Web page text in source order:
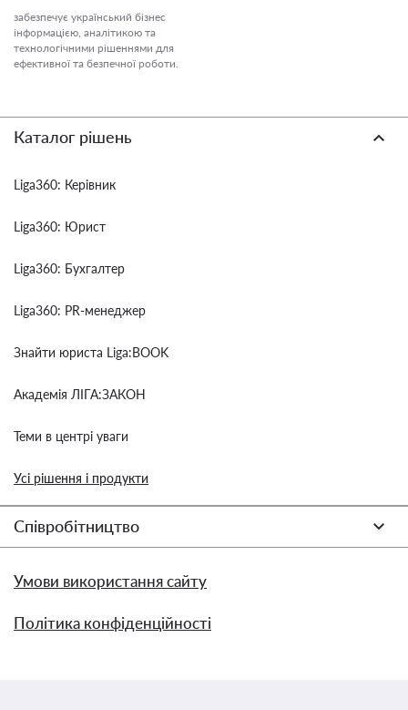
забезпечує український бізнес
інформацією, аналітикою та
технологічними рішеннями для
ефективної та безпечної роботи.
Каталог рішень
Liga360: Керівник
Liga360: Юрист
Liga360: Бухгалтер
Liga360: PR-менеджер
Знайти юриста Liga:BOOK
Академія ЛІГА:ЗАКОН
Теми в центрі уваги
Усі рішення і продукти
Співробітництво
Умови використання сайту
Політика конфіденційності